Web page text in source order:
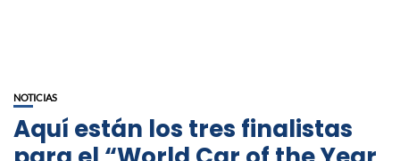
NOTICIAS
Aquí están los tres finalistas